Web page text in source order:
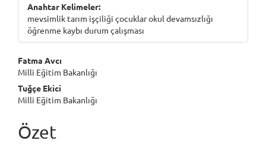
Anahtar Kelimeler:
mevsimlik tarım işçiliği çocuklar okul devamsızlığı
öğrenme kaybı durum çalışması
Main
Article
Content
Fatma Avcı
Milli Eğitim Bakanlığı
Tuğçe Ekici
Milli Eğitim Bakanlığı
Özet